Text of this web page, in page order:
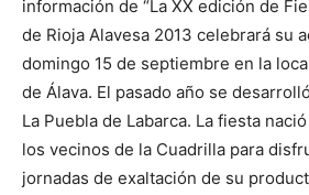
información de “La XX edición de
de Rioja Alavesa 2013 celebrará su
domingo 15 de septiembre en la
de Álava. El pasado año se
La Puebla de Labarca. La fiesta
los vecinos de la Cuadrilla para
jornadas de exaltación de su